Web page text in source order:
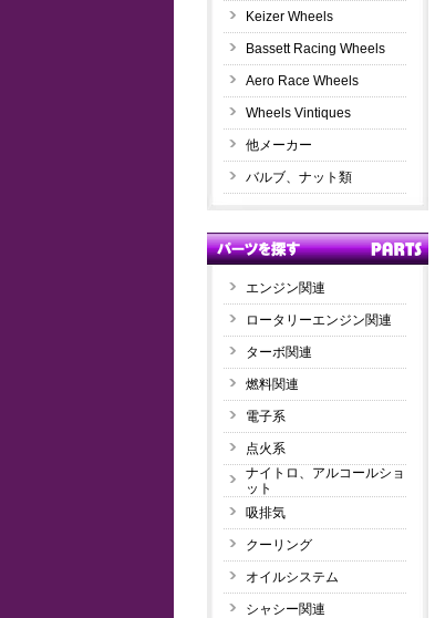
Keizer Wheels
Bassett Racing Wheels
Aero Race Wheels
Wheels Vintiques
他メーカー
バルブ、ナット類
エンジン関連
ロータリーエンジン関連
ターボ関連
燃料関連
電子系
点火系
ナイトロ、アルコールショ
ット
吸排気
クーリング
オイルシステム
シャシー関連